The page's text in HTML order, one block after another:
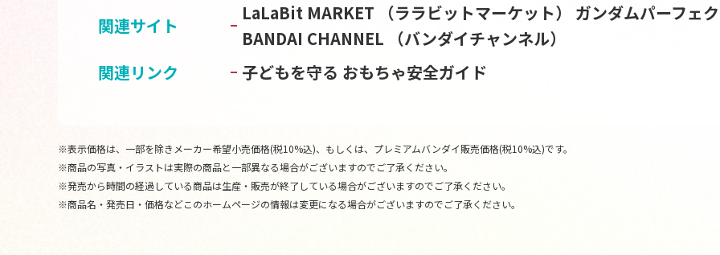
関連サイト
LaLaBit MARKET （ララビットマーケット）
ガンダムパーフェ
BANDAI CHANNEL （バンダイチャンネル）
関連リンク
子どもを守る おもちゃ安全ガイド
※表示価格は、一部を除きメーカー希望小売価格(税10%込)、もしくは、プレミアムバンダイ販売価格(税10%込)です。
※商品の写真・イラストは実際の商品と一部異なる場合がございますのでご了承ください。
※発売から時間の経過している商品は生産・販売が終了している場合がございますのでご了承ください。
※商品名・発売日・価格などこのホームページの情報は変更になる場合がございますのでご了承ください。